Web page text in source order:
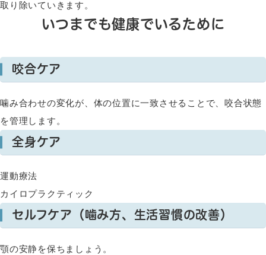
取り除いていきます。
いつまでも健康でいるために
咬合ケア
噛み合わせの変化が、体の位置に一致させることで、咬合状態
を管理します。
全身ケア
運動療法
カイロプラクティック
セルフケア（噛み方、生活習慣の改善）
顎の安静を保ちましょう。